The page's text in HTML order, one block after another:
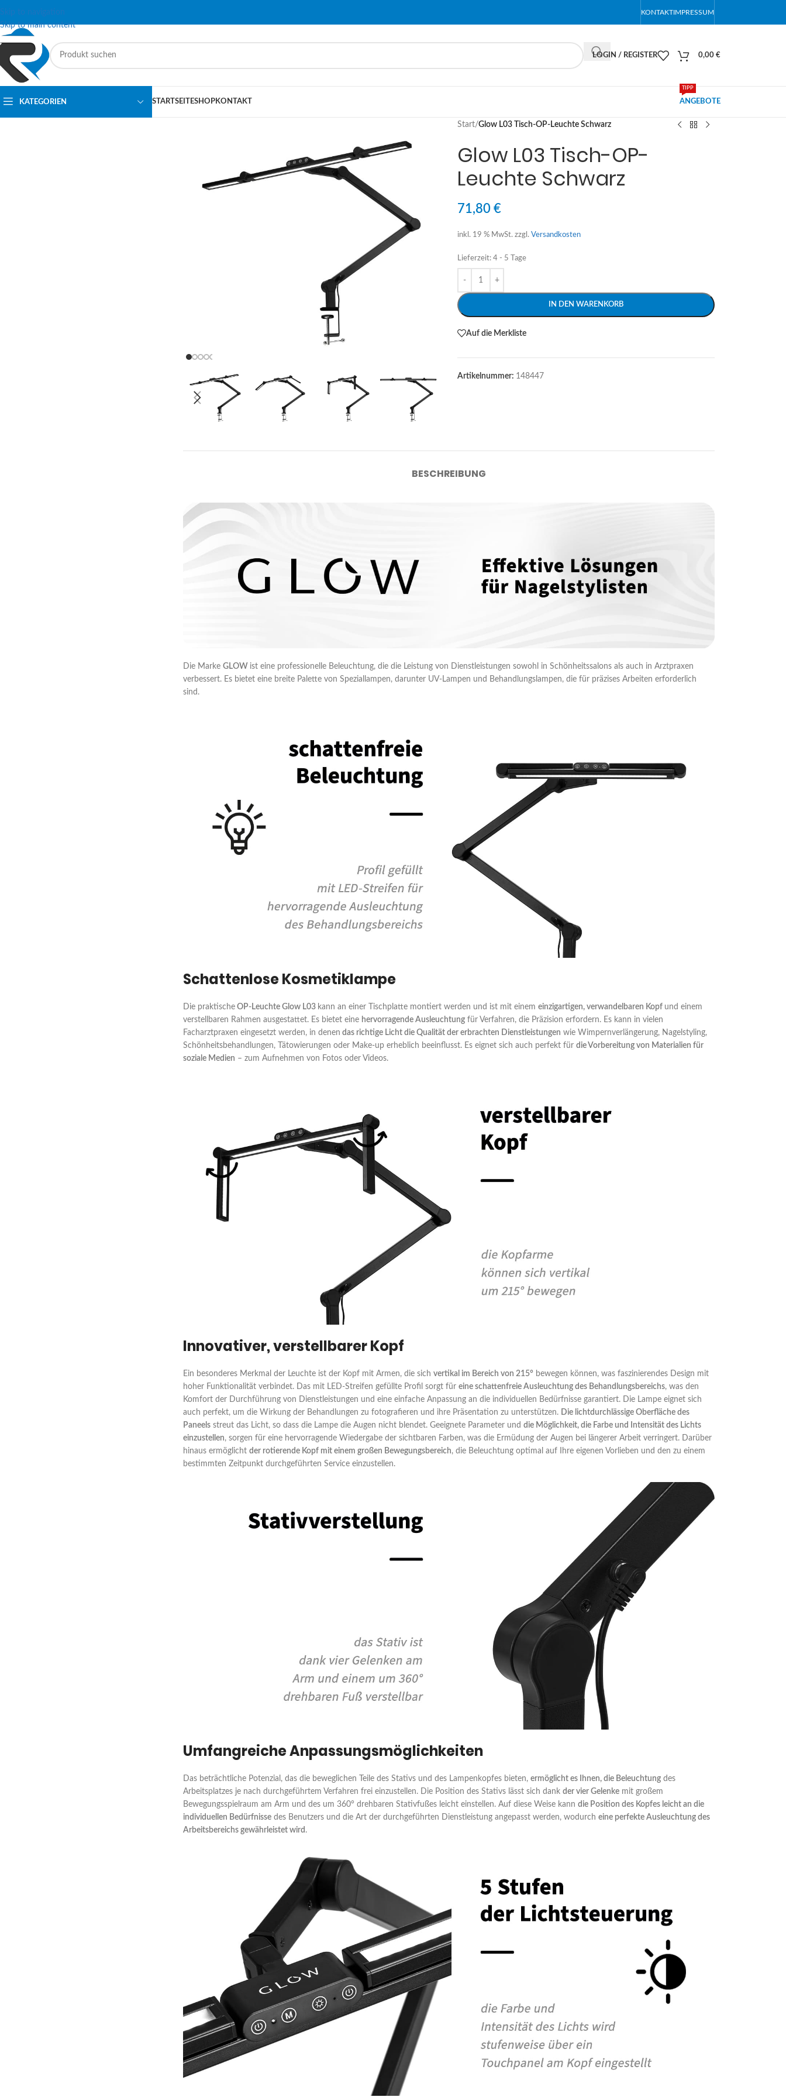
Skip to navigation
Skip to main content
KONTAKTIMPRESSUM
LOGIN / REGISTER 0,00 €
KATEGORIEN STARTSEITESHOPKONTAKT ANGEBOTE
TIPP
Start/Glow L03 Tisch-OP-Leuchte Schwarz
Glow L03 Tisch-OP-
Leuchte Schwarz
71,80€
inkl. 19 % MwSt. zzgl.Versandkosten
Lieferzeit:4 - 5 Tage
IN DEN WARENKORB
Alternative:
Auf die Merkliste
Artikelnummer: 148447
BESCHREIBUNG
Die Marke GLOW ist eine professionelle Beleuchtung, die die Leistung von Dienstleistungen sowohl in Schönheitssalons als auch in Arztpraxen
verbessert. Es bietet eine breite Palette von Speziallampen, darunter UV-Lampen und Behandlungslampen, die für präzises Arbeiten erforderlich
sind.
Schattenlose Kosmetiklampe
Die praktischeOP-Leuchte Glow L03 kann an einer Tischplatte montiert werden und ist mit einem einzigartigen, verwandelbaren Kopf und einem
verstellbaren Rahmen ausgestattet. Es bietet eine hervorragende Ausleuchtungfür Verfahren, die Präzision erfordern. Es kann in vielen
Facharztpraxen eingesetzt werden, in denen das richtige Licht die Qualität der erbrachten Dienstleistungen wie Wimpernverlängerung, Nagelstyling,
Schönheitsbehandlungen, Tätowierungen oder Make-up erheblich beeinflusst. Es eignet sich auch perfekt für die Vorbereitung von Materialien für
soziale Medien – zum Aufnehmen von Fotos oder Videos.
Innovativer, verstellbarer Kopf
Ein besonderes Merkmal der Leuchte ist der Kopf mit Armen, die sich vertikal im Bereich von 215°bewegen können, was faszinierendes Design mit
hoher Funktionalität verbindet. Das mit LED-Streifen gefüllte Profil sorgt für eine schattenfreie Ausleuchtung des Behandlungsbereichs, was den
Komfort der Durchführung von Dienstleistungen und eine einfache Anpassung an die individuellen Bedürfnisse garantiert. Die Lampe eignet sich
auch perfekt, um die Wirkung der Behandlungen zu fotografieren und ihre Präsentation zu unterstützen. Die lichtdurchlässige Oberfläche des
Paneelsstreut das Licht, so dass die Lampe die Augen nicht blendet. Geeignete Parameter und die Möglichkeit, die Farbe und Intensität des Lichts
einzustellen, sorgen für eine hervorragende Wiedergabe der sichtbaren Farben, was die Ermüdung der Augen bei längerer Arbeit verringert. Darüber
hinaus ermöglicht der rotierende Kopf mit einem großen Bewegungsbereich, die Beleuchtung optimal auf Ihre eigenen Vorlieben und den zu einem
bestimmten Zeitpunkt durchgeführten Service einzustellen.
Umfangreiche Anpassungsmöglichkeiten
Das beträchtliche Potenzial, das die beweglichen Teile des Stativs und des Lampenkopfes bieten, ermöglicht es Ihnen, die Beleuchtungdes
Arbeitsplatzes je nach durchgeführtem Verfahren frei einzustellen. Die Position des Stativs lässt sich dank der vier Gelenkemit großem
Bewegungsspielraum am Arm und des um 360° drehbaren Stativfußes leicht einstellen. Auf diese Weise kann die Position des Kopfes leicht an die
individuellen Bedürfnissedes Benutzers und die Art der durchgeführten Dienstleistung angepasst werden, wodurch eine perfekte Ausleuchtung des
Arbeitsbereichs gewährleistet wird .